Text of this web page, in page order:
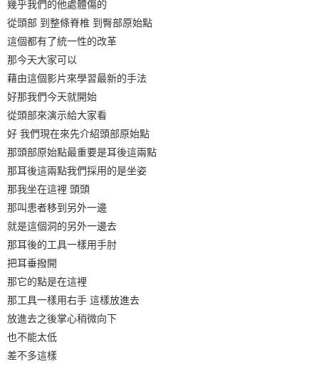
幾乎我們的他處體傷的
從頭部 到整條脊椎 到臀部原始點
這個都有了統一性的改革
那今天大家可以
藉由這個影片來學習最新的手法
好那我們今天就開始
從頭部來演示給大家看
好 我們現在來先介紹頭部原始點
那頭部原始點最重要是耳後這兩點
那耳後這兩點我們採用的是坐姿
那我坐在這裡 頭頭
那叫患者移到另外一邊
就是這個洞的另外一邊去
那耳後的工具一樣用手肘
把耳垂撥開
那它的點是在這裡
那工具一樣用右手 這樣放進去
放進去之後掌心稍微向下
也不能太低
差不多這樣